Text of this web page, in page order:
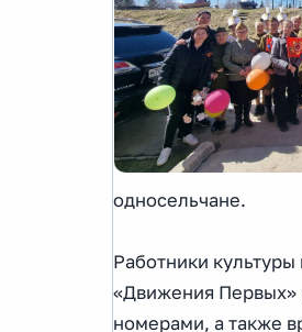
односельчане.
Работники
«Движения Первых»
номерами, а также